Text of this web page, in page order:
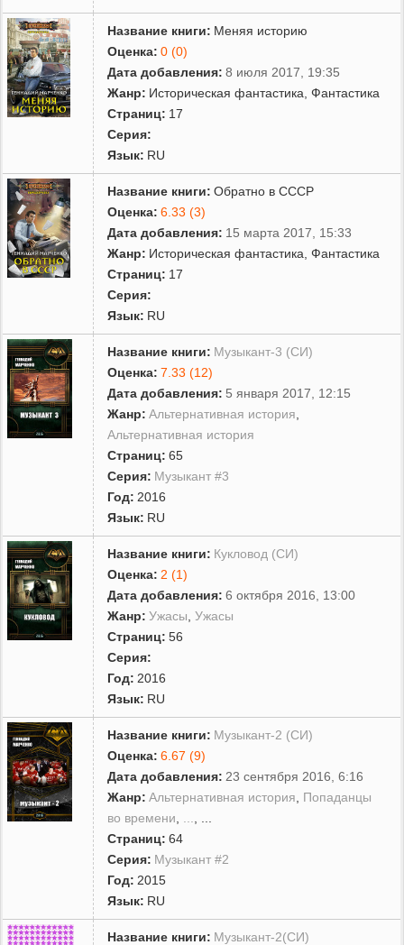
Название книги: Меняя историю
Оценка: 0 (0)
Дата добавления: 8 июля 2017, 19:35
Жанр: Историческая фантастика ,Фантастика
Страниц: 17
Серия:
Язык: RU
Название книги: Обратно в СССР
Оценка: 6.33 (3)
Дата добавления: 15 марта 2017, 15:33
Жанр: Историческая фантастика ,Фантастика
Страниц: 17
Серия:
Язык: RU
Название книги: Музыкант-3 (СИ)
Оценка: 7.33 (12)
Дата добавления: 5 января 2017, 12:15
Жанр: Альтернативная история
Альтернативная история
Страниц: 65
Серия: Музыкант #3
Год: 2016
Язык: RU
Название книги: Кукловод (СИ)
Оценка: 2 (1)
Дата добавления: 6 октября 2016, 13:00
Жанр: Ужасы ,Ужасы
Страниц: 56
Серия:
Год: 2016
Язык: RU
Название книги: Музыкант-2 (СИ)
Оценка: 6.67 (9)
Дата добавления: 23 сентября 2016, 6:16
Жанр: Альтернативная история
Попаданцы
во времени
Страниц: 64
Серия: Музыкант #2
Год: 2015
Язык: RU
Название книги: Музыкант-2(СИ)